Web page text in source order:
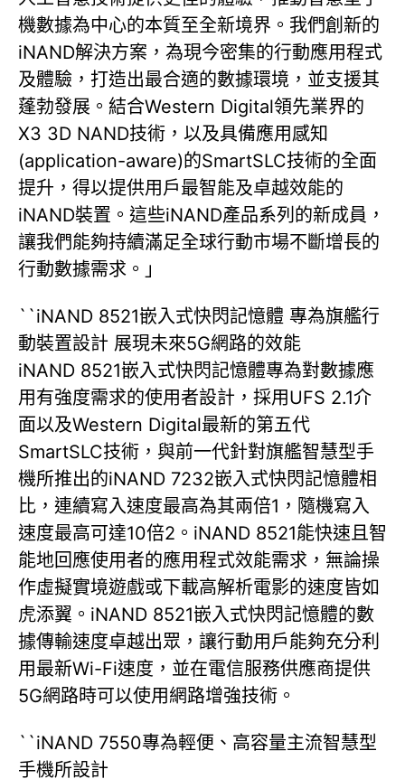
機數據為中心的本質至全新境界。我們創新的
iNAND解決方案，為現今密集的行動應用程式
及體驗，打造出最合適的數據環境，並支援其
蓬勃發展。結合Western Digital領先業界的
X3 3D NAND技術，以及具備應用感知
(application-aware)的SmartSLC技術的全面
提升，得以提供用戶最智能及卓越效能的
iNAND裝置。這些iNAND產品系列的新成員，
讓我們能夠持續滿足全球行動市場不斷增長的
行動數據需求。」
``iNAND 8521嵌入式快閃記憶體 專為旗艦行
動裝置設計 展現未來5G網路的效能
iNAND 8521嵌入式快閃記憶體專為對數據應
用有強度需求的使用者設計，採用UFS 2.1介
面以及Western Digital最新的第五代
SmartSLC技術，與前一代針對旗艦智慧型手
機所推出的iNAND 7232嵌入式快閃記憶體相
比，連續寫入速度最高為其兩倍1，隨機寫入
速度最高可達10倍2。iNAND 8521能快速且智
能地回應使用者的應用程式效能需求，無論操
作虛擬實境遊戲或下載高解析電影的速度皆如
虎添翼。iNAND 8521嵌入式快閃記憶體的數
據傳輸速度卓越出眾，讓行動用戶能夠充分利
用最新Wi-Fi速度，並在電信服務供應商提供
5G網路時可以使用網路增強技術。
``iNAND 7550專為輕便、高容量主流智慧型
手機所設計